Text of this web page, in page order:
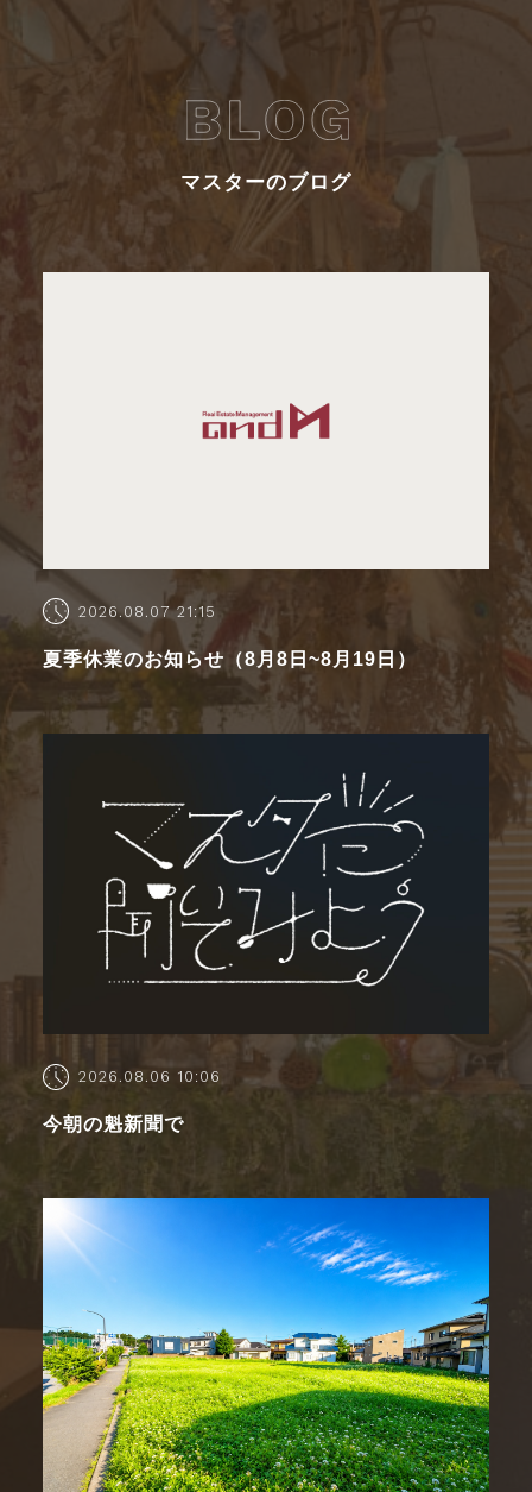
マスターのブログ
2026.08.07 21:15
夏季休業のお知らせ（8月8日~8月19日）
2026.08.06 10:06
今朝の魁新聞で